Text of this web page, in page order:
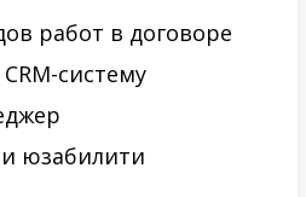
работ в договоре
систему
юзабилити